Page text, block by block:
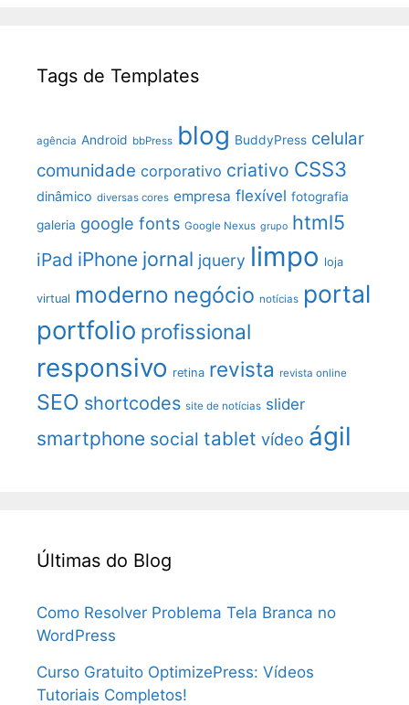
Tags de Templates
agência Android bbPress blog BuddyPress celular
comunidade corporativo criativo CSS3
dinâmico diversas cores empresa flexível fotografia
galeria google fonts Google Nexus grupo html5
iPad iPhone jornal jquery limpo loja
virtual moderno negócio notícias portal
portfolio profissional
responsivo retina revista revista online
SEO shortcodes site de notícias slider
smartphone social tablet vídeo ágil
Últimas do Blog
Como Resolver Problema Tela Branca no
WordPress
Curso Gratuito OptimizePress: Vídeos
Tutoriais Completos!